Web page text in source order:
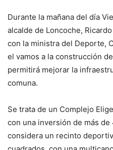
Durante la mañana del día
alcalde de Loncoche,
con la ministra del Deporte,
el vamos a la construcción
permitirá mejorar la
comuna.
Se trata de un Complejo
con una inversión de más
considera un recinto